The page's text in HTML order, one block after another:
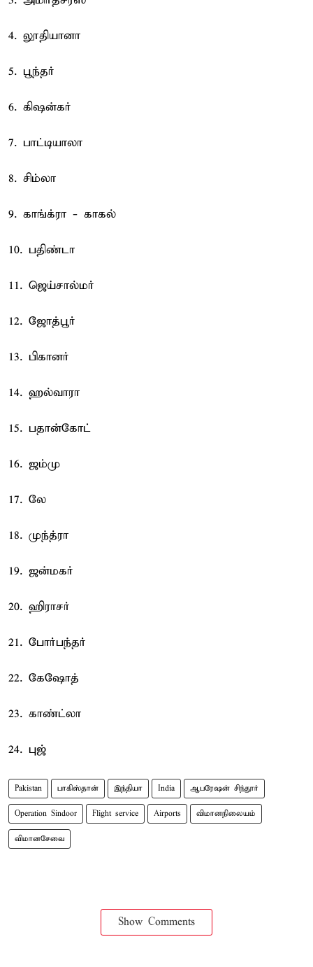
4. லூதியானா
5. பூந்தர்
6. கிஷன்கர்
7. பாட்டியாலா
8. சிம்லா
9. காங்க்ரா - காகல்
10. பதிண்டா
11. ஜெய்சால்மர்
12. ஜோத்பூர்
13. பிகானர்
14. ஹல்வாரா
15. பதான்கோட்
16. ஜம்மு
17. லே
18. முந்த்ரா
19. ஜன்மகர்
20. ஹிராசர்
21. போர்பந்தர்
22. கேஷோத்
23. காண்ட்லா
24. புஜ்
Pakistan பாகிஸ்தான் இந்தியா India ஆபரேஷன் சிந்தூர்
Operation Sindoor Flight service Airports விமானநிலையம்
விமானசேவை
Show Comments